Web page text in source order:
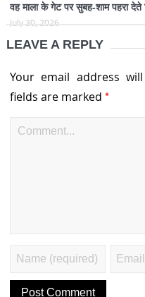
वह माला के गेट पर सुबह-शाम पहरा देते
July 30, 2026
LEAVE A REPLY
Your email address
fields are marked *